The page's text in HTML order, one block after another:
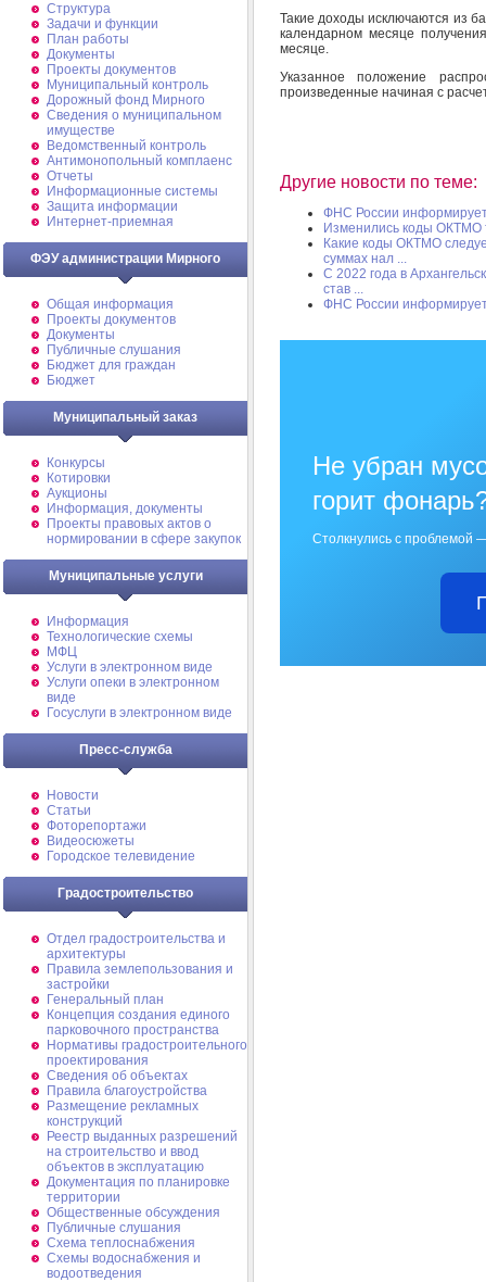
Структура
Задачи и функции
План работы
Документы
Проекты документов
Муниципальный контроль
Дорожный фонд Мирного
Cведения о муниципальном
имуществе
Ведомственный контроль
Антимонопольный комплаенс
Отчеты
Информационные системы
Защита информации
Интернет-приемная
ФЭУ администрации Мирного
Общая информация
Проекты документов
Документы
Публичные слушания
Бюджет для граждан
Бюджет
Муниципальный заказ
Конкурсы
Котировки
Аукционы
Информация, документы
Проекты правовых актов о
нормировании в сфере закупок
Муниципальные услуги
Информация
Технологические схемы
МФЦ
Услуги в электронном виде
Услуги опеки в электронном
виде
Госуслуги в электронном виде
Пресс-служба
Новости
Статьи
Фоторепортажи
Видеосюжеты
Городское телевидение
Градостроительство
Отдел градостроительства и
архитектуры
Правила землепользования и
застройки
Генеральный план
Концепция создания единого
парковочного пространства
Нормативы градостроительного
проектирования
Сведения об объектах
Правила благоустройства
Размещение рекламных
конструкций
Реестр выданных разрешений
на строительство и ввод
объектов в эксплуатацию
Документация по планировке
территории
Общественные обсуждения
Публичные слушания
Схема теплоснабжения
Схемы водоснабжения и
водоотведения
Такие доходы исключаются из
календарном месяце
месяце.
Указанное положение
произведенные начиная с
Другие новости по теме:
ФНС России
Изменились коды ОКТМО
Какие коды ОКТМО
суммах нал ...
С 2022 года в
став ...
ФНС России
Не убран
горит
Столкнулись с проблемой